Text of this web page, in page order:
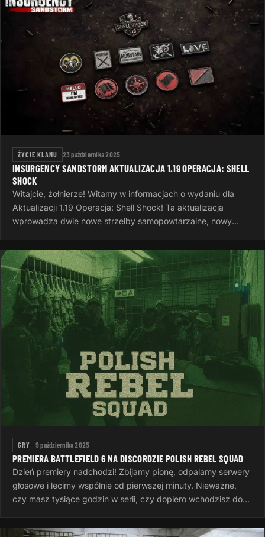
ŻYCIE KLANU 23 października 2025
INSURGENCY SANDSTORM AKTUALIZACJA 1.19 OPERACJA: SHELL
SHOCK
Witajcie, żołnierze! Witamy w informacjach o wydaniu dla
Aktualizacji 1.19 Operacja: Shell Shock! Ta aktualizacja
wprowadza dwie nowe strzelby samopowtarzalne, nowy
GRY 9 października 2025
PREMIERA BATTLEFIELD 6 NA DISCORDZIE POLISH REBEL SQUAD
Dzień premiery nadchodzi! Zbijamy pionę, odpalamy serwery
głosowe i lecimy wspólnie od pierwszej minuty. Nieważne,
czy masz tysiące godzin w serii, czy dopiero wchodzisz do